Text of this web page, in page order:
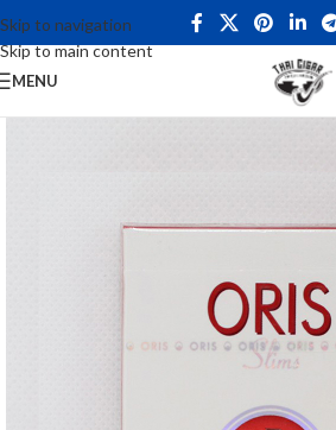
Skip to navigation
Skip to main content
MENU